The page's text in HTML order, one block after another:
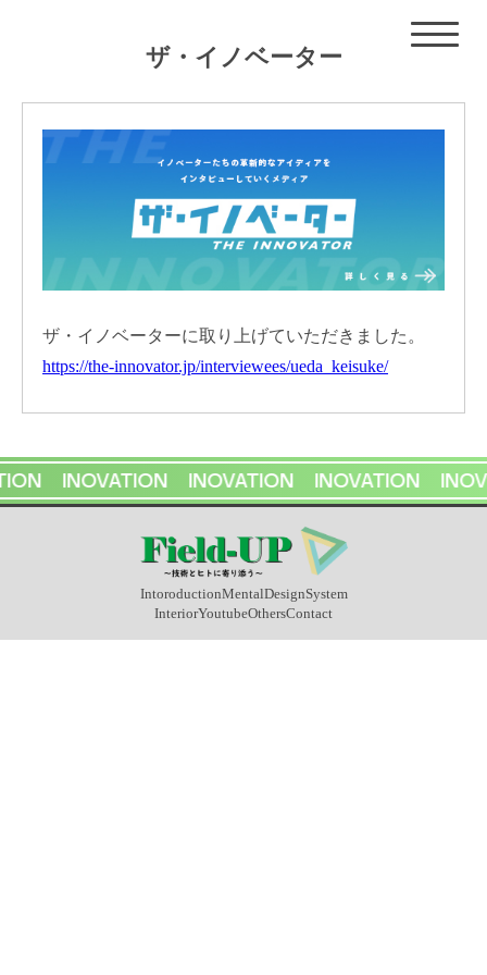
ザ・イノベーター
ザ・イノベーターに取り上げていただきました。
https://the-innovator.jp/interviewees/ueda_keisuke/
INOVATION INOVATION INOVATION
IntoroductionMentalDesignSystem
InteriorYoutubeOthersContact